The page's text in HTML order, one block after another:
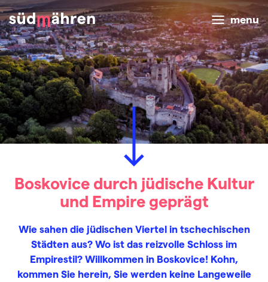
menu
Boskovice durch jüdische Kultur
und Empire geprägt
Wie sahen die jüdischen Viertel in tschechischen
Städten aus? Wo ist das reizvolle Schloss im
Empirestil? Willkommen in Boskovice! Kohn,
kommen Sie herein, Sie werden keine Langeweile